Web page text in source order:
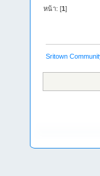
หน้า: [1]
Sritown